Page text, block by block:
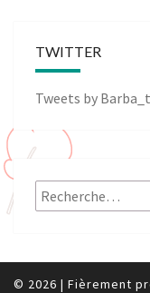
TWITTER
Tweets by
Rechercher :
© 2026 | Fièrement